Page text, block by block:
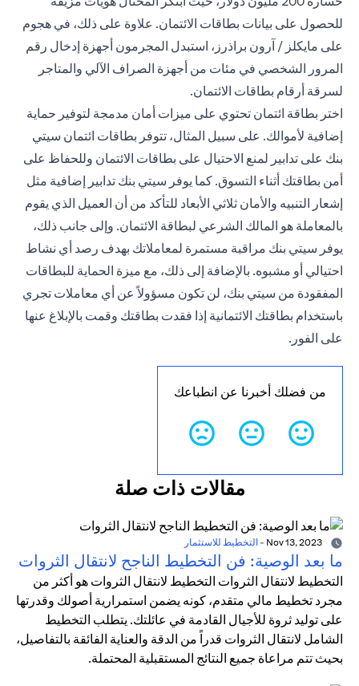
للحصول على بيانات بطاقات الائتمان. علاوة على ذلك، في هجوم
على مايكلز / آرون براذرز، استبدل المجرمون أجهزة إدخال رقم
المرور الشخصي في مئات من أجهزة الصراف الآلي والمتاجر
لسرقة أرقام بطاقات الائتمان.
اختر بطاقة ائتمان تحتوي على ميزات أمان مدمجة لتوفير حماية
إضافية لأموالك. على سبيل المثال، تتوفر بطاقات ائتمان سيتي
بنك على تدابير لمنع الاحتيال على بطاقات الائتمان وللحفاظ على
أمن بطاقتك أثناء التسوق. كما يوفر سيتي بنك تدابير إضافية مثل
إشعار التنبيه والأمان ثلاثي الأبعاد للتأكد من أن العميل الذي يقوم
بالمعاملة هو المالك الشرعي لبطاقة الائتمان. وإلى جانب ذلك،
يوفر سيتي بنك مراقبة مستمرة لمعاملاتك بهدف رصد أي نشاط
احتيالي أو مشبوه. بالإضافة إلى ذلك، مع ميزة الحماية للبطاقات
المفقودة من سيتي بنك، لن تكون مسؤولاً عن أي معاملات تجري
باستخدام بطاقتك الائتمانية إذا فقدت بطاقتك وقمت بالإبلاغ عنها
على الفور.
من فضلك أخبرنا عن انطباعك
مقالات ذات صلة
- التخطيط للاستثمار
ما بعد الوصية: فن التخطيط الناجح لانتقال الثروات
التخطيط لانتقال الثروات التخطيط لانتقال الثروات هو أكثر من
مجرد تخطيط مالي متقدم، كونه يضمن استمرارية أصولك وقدرتها
على توليد ثروة للأجيال القادمة في عائلتك. يتطلب التخطيط
الشامل لانتقال الثروات قدراً من الدقة والعناية الفائقة بالتفاصيل،
بحيث تتم مراعاة جميع النتائج المستقبلية المحتملة.